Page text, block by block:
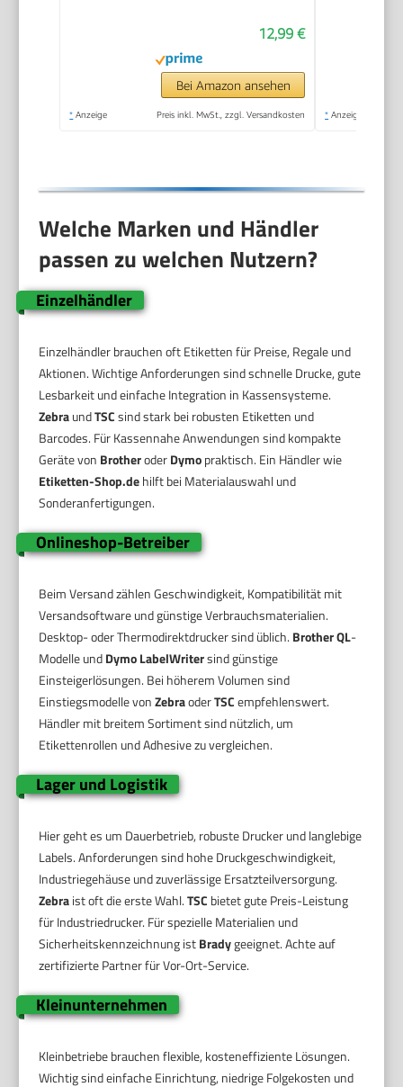
Labeldrucker Mini
Label Printer für
Zuhause & Büro,
Druckgröße 9-16 mm
12,99 €
Bei Amazon ansehen
* Anzeige Preis inkl. MwSt., zzgl. Versandkosten * Anzeige
Welche Marken und Händler
passen zu welchen Nutzern?
Einzelhändler
Einzelhändler brauchen oft Etiketten für Preise, Regale und
Aktionen. Wichtige Anforderungen sind schnelle Drucke, gute
Lesbarkeit und einfache Integration in Kassensysteme.
ZebraundTSCsind stark bei robusten Etiketten und
Barcodes. Für Kassennahe Anwendungen sind kompakte
Geräte von BrotheroderDymopraktisch. Ein Händler wie
Etiketten-Shop.dehilft bei Materialauswahl und
Sonderanfertigungen.
Onlineshop-Betreiber
Beim Versand zählen Geschwindigkeit, Kompatibilität mit
Versandsoftware und günstige Verbrauchsmaterialien.
Desktop- oder Thermodirektdrucker sind üblich. Brother QL-
Modelle undDymo LabelWritersind günstige
Einsteigerlösungen. Bei höherem Volumen sind
Einstiegsmodelle vonZebraoderTSCempfehlenswert.
Händler mit breitem Sortiment sind nützlich, um
Etikettenrollen und Adhesive zu vergleichen.
Lager und Logistik
Hier geht es um Dauerbetrieb, robuste Drucker und langlebige
Labels. Anforderungen sind hohe Druckgeschwindigkeit,
Industriegehäuse und zuverlässige Ersatzteilversorgung.
Zebraist oft die erste Wahl.TSC bietet gute Preis-Leistung
für Industriedrucker. Für spezielle Materialien und
Sicherheitskennzeichnung istBradygeeignet. Achte auf
zertifizierte Partner für Vor-Ort-Service.
Kleinunternehmen
Kleinbetriebe brauchen flexible, kosteneffiziente Lösungen.
Wichtig sind einfache Einrichtung, niedrige Folgekosten und